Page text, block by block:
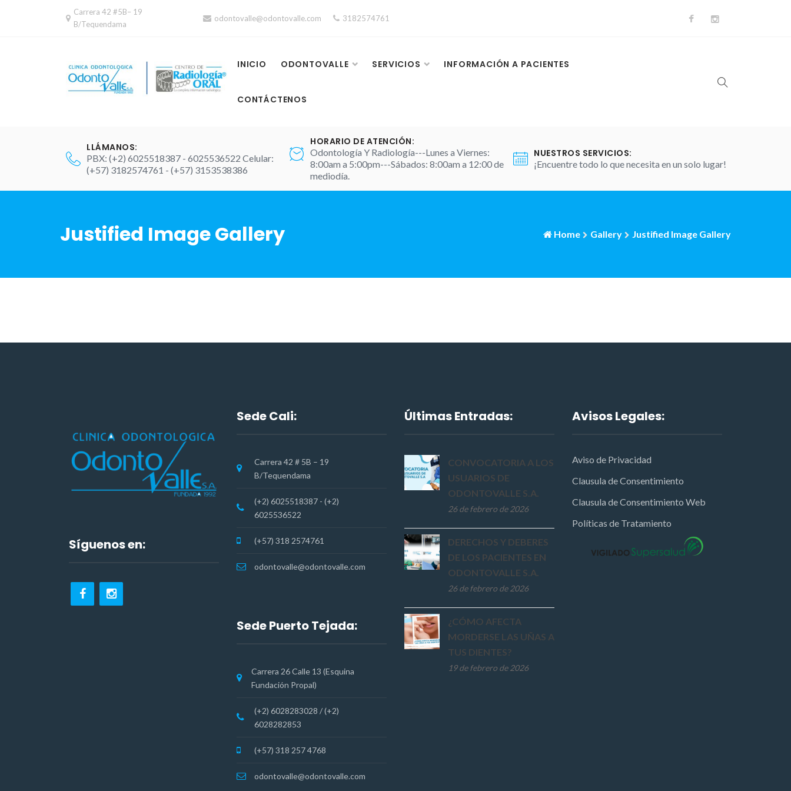
Carrera 42 #5B– 19
B/Tequendama
odontovalle@odontovalle.com 3182574761
INICIO ODONTOVALLE SERVICIOS INFORMACIÓN A PACIENTES
CONTÁCTENOS
LLÁMANOS:
PBX: (+2) 6025518387 - 6025536522 Celular:
(+57) 3182574761 - (+57) 3153538386
HORARIO DE ATENCIÓN:
Odontología Y Radiología---Lunes a Viernes:
8:00am a 5:00pm---Sábados: 8:00am a 12:00 de
mediodía.
NUESTROS SERVICIOS:
¡Encuentre todo lo que necesita en un solo lugar!
Justified Image Gallery Home Gallery Justified Image Gallery
Síguenos en:
Sede Cali:
Carrera 42 # 5B – 19
B/Tequendama
(+2) 6025518387 - (+2)
6025536522
(+57) 318 2574761
odontovalle@odontovalle.com
Sede Puerto Tejada:
Carrera 26 Calle 13 (Esquina
Fundación Propal)
(+2) 6028283028 / (+2)
6028282853
(+57) 318 257 4768
odontovalle@odontovalle.com
Últimas Entradas:
CONVOCATORIA A LOS
USUARIOS DE
ODONTOVALLE S.A.
26 de febrero de 2026
DERECHOS Y DEBERES
DE LOS PACIENTES EN
ODONTOVALLE S.A.
26 de febrero de 2026
¿CÓMO AFECTA
MORDERSE LAS UÑAS A
TUS DIENTES?
19 de febrero de 2026
Avisos Legales:
Aviso de Privacidad
Clausula de Consentimiento
Clausula de Consentimiento Web
Políticas de Tratamiento